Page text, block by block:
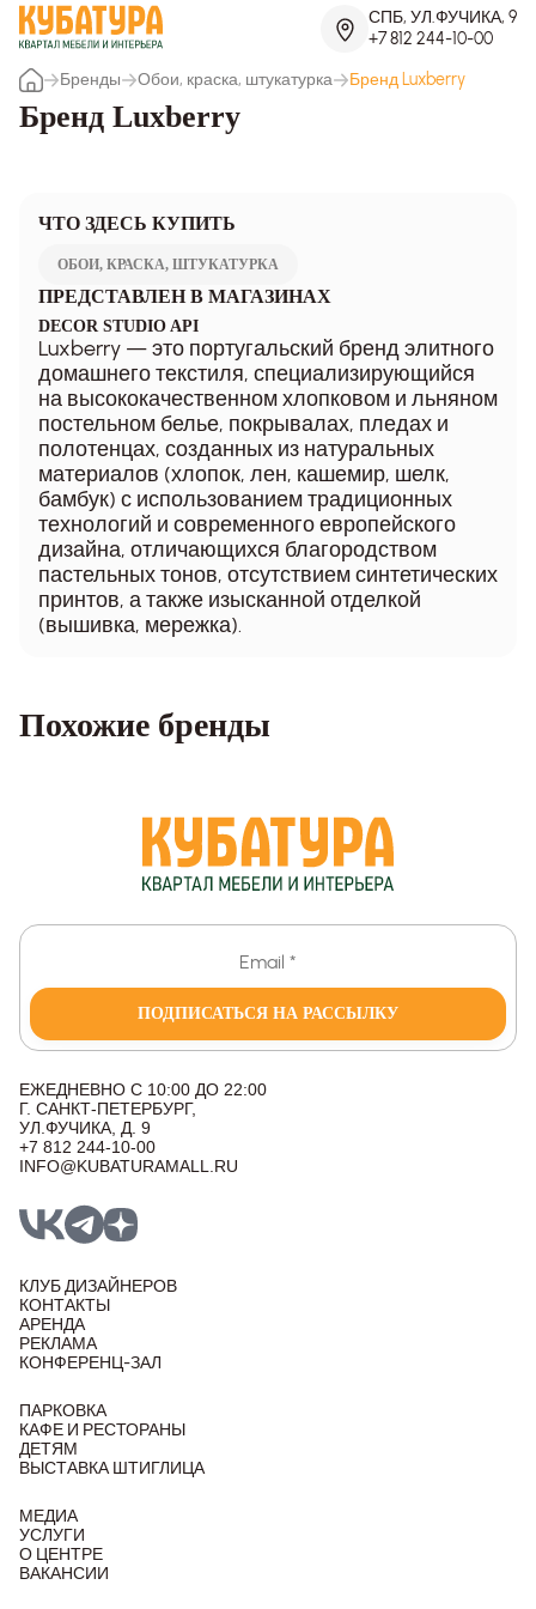
СПБ, УЛ.ФУЧИКА, 9
+7 812 244-10-00
Бренды
Обои, краска, штукатурка Бренд Luxberry
Бренд Luxberry
ЧТО ЗДЕСЬ КУПИТЬ
ОБОИ, КРАСКА, ШТУКАТУРКА
ПРЕДСТАВЛЕН В МАГАЗИНАХ
DECOR STUDIO API
Luxberry — это португальский бренд элитного
домашнего текстиля, специализирующийся
на высококачественном хлопковом и льняном
постельном белье, покрывалах, пледах и
полотенцах, созданных из натуральных
материалов (хлопок, лен, кашемир, шелк,
бамбук) с использованием традиционных
технологий и современного европейского
дизайна, отличающихся благородством
пастельных тонов, отсутствием синтетических
принтов, а также изысканной отделкой
(вышивка, мережка).
Похожие бренды
ПОДПИСАТЬСЯ НА РАССЫЛКУ
ЕЖЕДНЕВНО С 10:00 ДО 22:00
Г. САНКТ-ПЕТЕРБУРГ,
УЛ.ФУЧИКА, Д. 9
+7 812 244-10-00
INFO@KUBATURAMALL.RU
КЛУБ ДИЗАЙНЕРОВ
КОНТАКТЫ
АРЕНДА
РЕКЛАМА
КОНФЕРЕНЦ-ЗАЛ
ПАРКОВКА
КАФЕ И РЕСТОРАНЫ
ДЕТЯМ
ВЫСТАВКА ШТИГЛИЦА
МЕДИА
УСЛУГИ
О ЦЕНТРЕ
ВАКАНСИИ